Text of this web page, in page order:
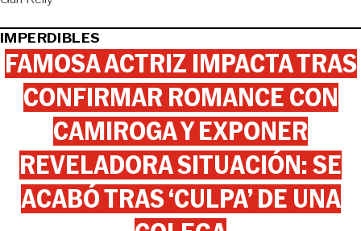
IMPERDIBLES
FAMOSA ACTRIZ IMPACTA TRAS
CONFIRMAR ROMANCE CON
CAMIROGA Y EXPONER
REVELADORA SITUACIÓN: SE
ACABÓ TRAS ‘CULPA’ DE UNA